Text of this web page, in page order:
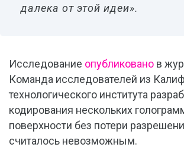
далека от этой идеи».
Исследование опубликовано в
Команда исследователей из
технологического института
кодирования нескольких
поверхности без потери
считалось невозможным.